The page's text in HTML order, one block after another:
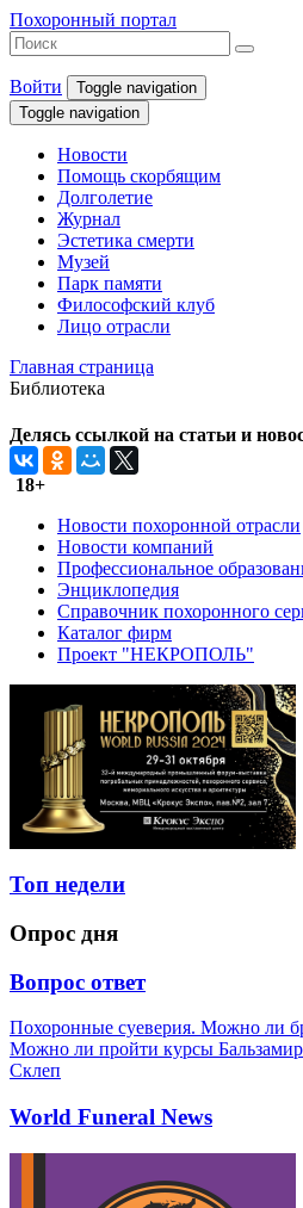
Похоронный портал
Войти
Toggle navigation
Toggle navigation
Новости
Помощь скорбящим
Долголетие
Журнал
Эстетика смерти
Музей
Парк памяти
Философский клуб
Лицо отрасли
Главная страница
Библиотека
Делясь ссылкой на статьи и
18+
Новости похоронной отрасли
Новости компаний
Профессиональное
Энциклопедия
Справочник похоронного
Каталог фирм
Проект "НЕКРОПОЛЬ"
Топ недели
Опрос дня
Вопрос ответ
Похоронные суеверия. Можно ли
Можно ли пройти курсы
Склеп
World Funeral News